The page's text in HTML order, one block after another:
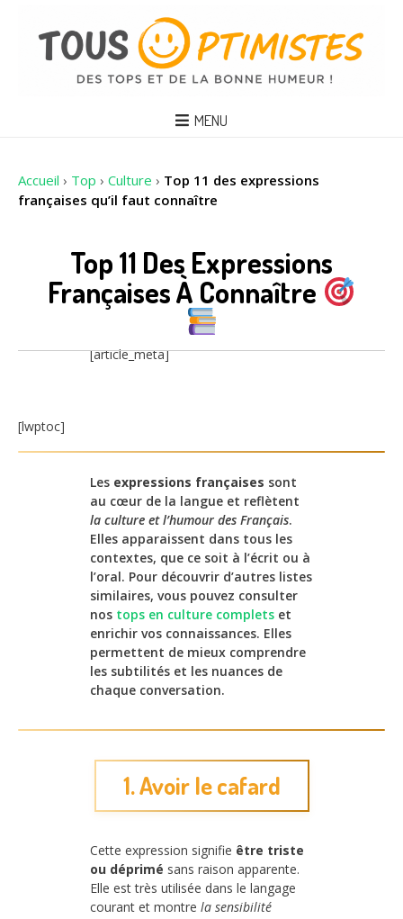
MENU
Accueil › Top › Culture › Top 11 des expressions
françaises qu’il faut connaître
Top 11 Des Expressions
Françaises À Connaître
[article_meta]
[lwptoc]
Les expressions françaises sont
au cœur de la langue et reflètent
la culture et l’humour des Français.
Elles apparaissent dans tous les
contextes, que ce soit à l’écrit ou à
l’oral. Pour découvrir d’autres listes
similaires, vous pouvez consulter
nos tops en culture complets et
enrichir vos connaissances. Elles
permettent de mieux comprendre
les subtilités et les nuances de
chaque conversation.
1. Avoir le cafard
Cette expression signifie être triste
ou déprimé sans raison apparente.
Elle est très utilisée dans le langage
courant et montre la sensibilité